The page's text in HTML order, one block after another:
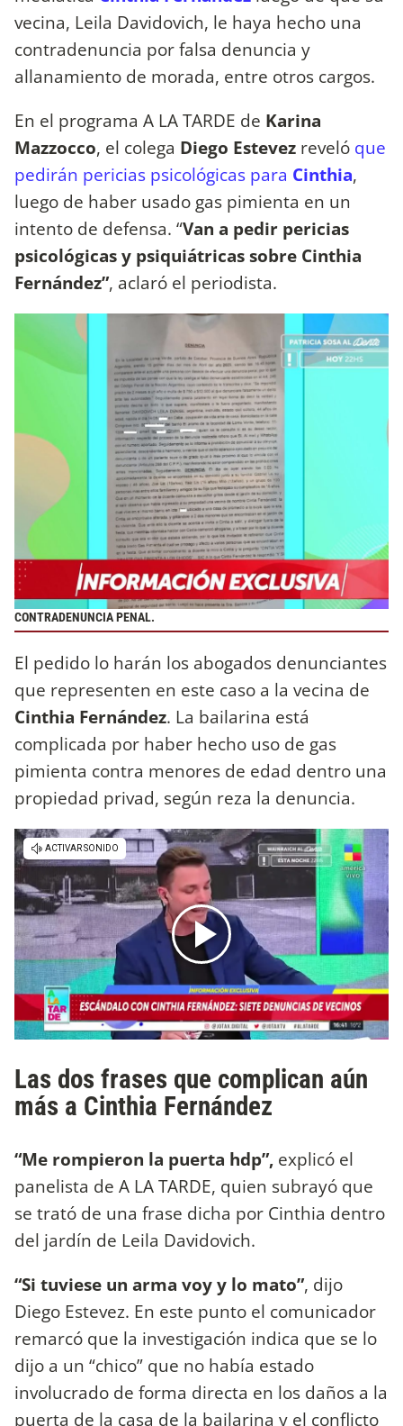
vecina, Leila Davidovich, le haya hecho una
contradenuncia por falsa denuncia y
allanamiento de morada, entre otros cargos.
En el programa A LA TARDE de Karina
Mazzocco, el colega Diego Estevez reveló que
pedirán pericias psicológicas para Cinthia,
luego de haber usado gas pimienta en un
intento de defensa. “Van a pedir pericias
psicológicas y psiquiátricas sobre Cinthia
Fernández”, aclaró el periodista.
CONTRADENUNCIA PENAL.
El pedido lo harán los abogados denunciantes
que representen en este caso a la vecina de
Cinthia Fernández. La bailarina está
complicada por haber hecho uso de gas
pimienta contra menores de edad dentro una
propiedad privad, según reza la denuncia.
Las dos frases que complican aún
más a Cinthia Fernández
“Me rompieron la puerta hdp”, explicó el
panelista de A LA TARDE, quien subrayó que
se trató de una frase dicha por Cinthia dentro
del jardín de Leila Davidovich.
“Si tuviese un arma voy y lo mato”, dijo
Diego Estevez. En este punto el comunicador
remarcó que la investigación indica que se lo
dijo a un “chico” que no había estado
involucrado de forma directa en los daños a la
puerta de la casa de la bailarina y el conflicto